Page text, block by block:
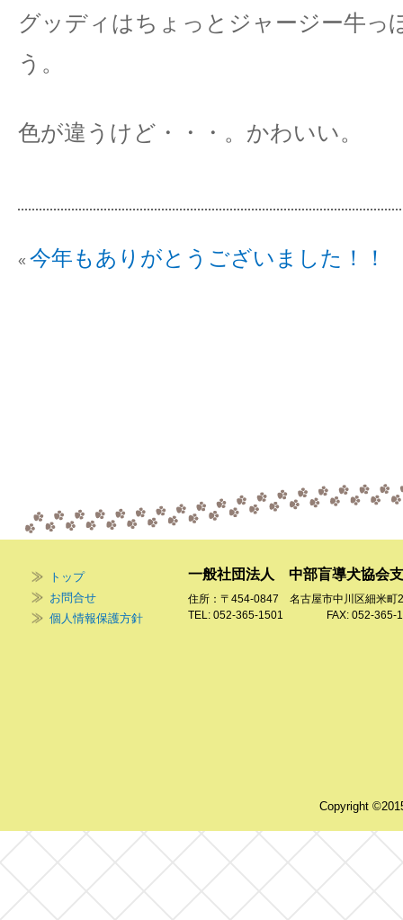
グッディはちょっとジャージー牛っ
う。
色が違うけど・・・。かわいい。
« 今年もありがとうございました！！
トップ
お問合せ
個人情報保護方針
一般社団法人 中部盲導犬協会
住所：〒454-0847 名古屋市中川区細米町
TEL: 052-365-1501 FAX: 052-365-
Copyright